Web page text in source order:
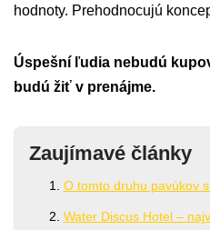
hodnoty. Prehodnocujú
Úspešní ľudia nebudú
budú žiť v prenájme.
Zaujímavé články
O tomto druhu pavúkov
Water Discus Hotel –